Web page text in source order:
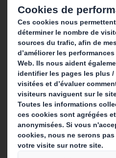
Que
Solutions
Produits
Services de